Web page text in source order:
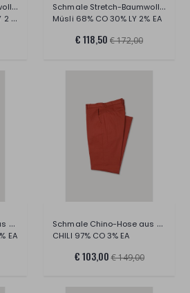
Schmale Stretch-Baumwoll-Chino-Hose Schmale Stretch-Baumwoll-Chino-Hose
Müsli 68% CO 30% LY 2% EA
€ 118,50 € 172,00
Schmale Chino-Hose aus Stretchmaterial/C
EA
Schmale Chino-Hose aus Stretchmaterial/C
CHILI 97% CO 3% EA
€ 103,00 € 149,00